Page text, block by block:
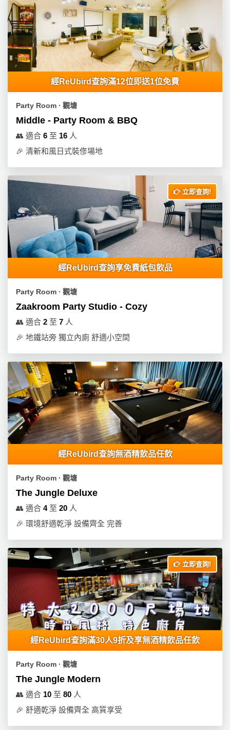
經ReUbird查詢滿12位即送1位免費
Party Room ∙ 觀塘
Middle - Party Room & BBQ
👥 適合 6 至 16 人
🎉 清新和風日式裝俢場地
立即查詢!
經ReUbird查詢享免費紙包飲品
Party Room ∙ 觀塘
Zaakroom Party Studio - Cozy
👥 適合 2 至 7 人
🎉 地鐵站旁 獨立內廁 舒適小空間
經ReUbird查詢無酒精飲品任飲
Party Room ∙ 觀塘
The Jungle Deluxe
👥 適合 4至 20 人
🎉 環境舒適乾淨 設備齊全 完善
立即查詢!
經ReUbird查詢滿30人9折及享無酒精飲品任飲
Party Room ∙ 觀塘
The Jungle Modern
👥 適合 10 至 80 人
🎉 舒適乾淨 設備齊全 高質享受